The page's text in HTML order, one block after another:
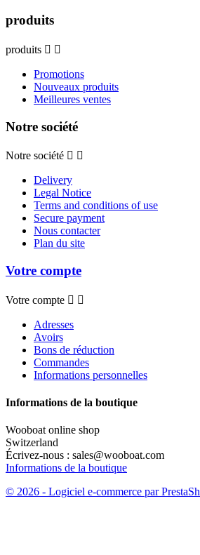
produits
produits  
Promotions
Nouveaux produits
Meilleures ventes
Notre société
Notre société  
Delivery
Legal Notice
Terms and conditions of use
Secure payment
Nous contacter
Plan du site
Votre compte
Votre compte  
Adresses
Avoirs
Bons de réduction
Commandes
Informations personnelles
Informations de la boutique
Wooboat online shop
Switzerland
Écrivez-nous : sales@wooboat.com
Informations de la boutique
© 2026 - Logiciel e-commerce par